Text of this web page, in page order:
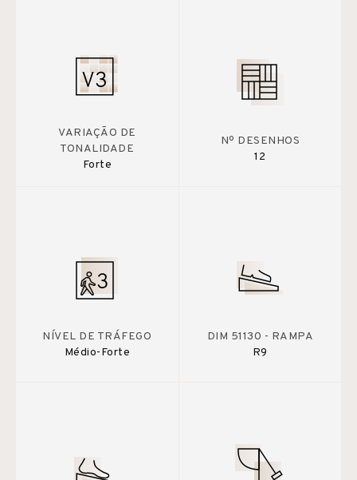
VARIAÇÃO DE
TONALIDADE
Forte
Nº DESENHOS
12
NÍVEL DE TRÁFEGO
Médio-Forte
DIM 51130 - RAMPA
R9